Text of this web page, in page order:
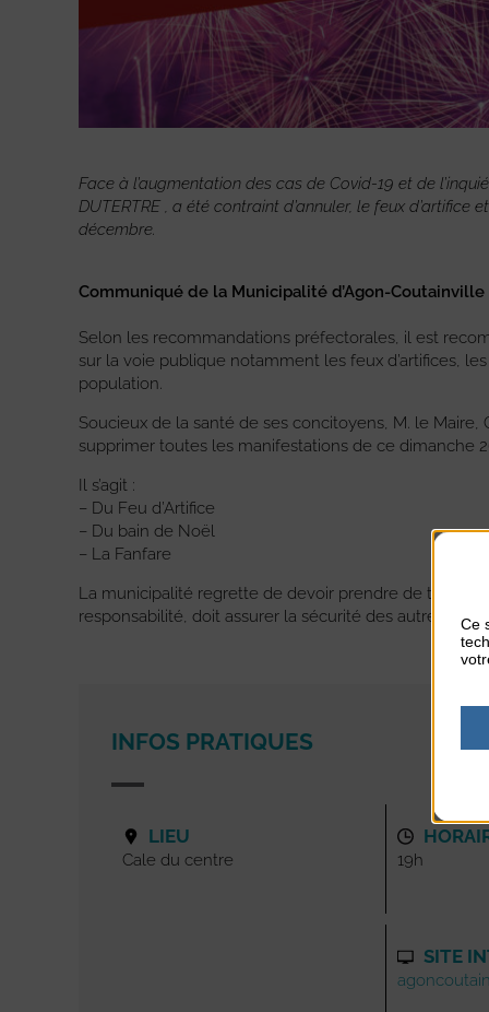
Face à l’augmentation des cas de Covid-19 et de
DUTERTRE , a été contraint d’annuler, le feux
décembre.
Communiqué de la Municipalité d’Agon-Coutainville
Selon les recommandations préfectorales, il est
sur la voie publique notamment les feux d’artifices,
population.
Soucieux de la santé de ses concitoyens, M. le
supprimer toutes les manifestations de ce dimanche
Il s’agit :
– Du Feu d’Artifice
– Du bain de Noël
– La Fanfare
La municipalité regrette de devoir prendre de telles
responsabilité, doit assurer la sécurité des autres en
INFOS PRATIQUES
LIEU
Cale du centre 19h
SITE
Ce